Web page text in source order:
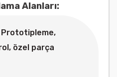
Alanları:
özel parça